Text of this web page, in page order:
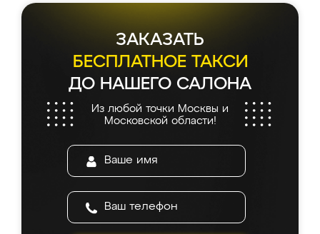
ЗАКАЗАТЬ
БЕСПЛАТНОЕ ТАКСИ
ДО НАШЕГО САЛОНА
Из любой точки Москвы и
Московской области!